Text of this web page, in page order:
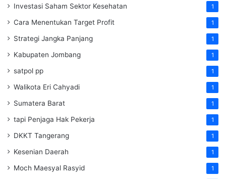
Investasi Saham Sektor Kesehatan 1
Cara Menentukan Target Profit 1
Strategi Jangka Panjang 1
Kabupaten Jombang 1
satpol pp 1
Walikota Eri Cahyadi 1
Sumatera Barat 1
tapi Penjaga Hak Pekerja 1
DKKT Tangerang 1
Kesenian Daerah 1
Moch Maesyal Rasyid 1